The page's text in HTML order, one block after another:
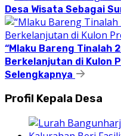
Desa Wisata Sebagai
“Mlaku Bareng Tinalah
Berkelanjutan di Kulon
Selengkapnya
Profil Kepala Desa